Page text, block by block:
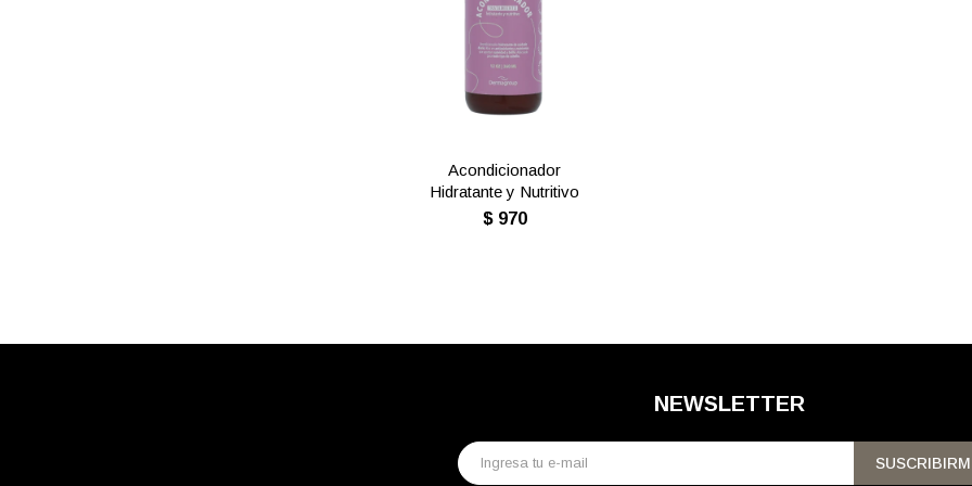
Acondicionador
Hidratante y Nutritivo
$ 970
NEWSLETTER